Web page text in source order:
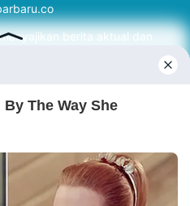
berita aktual dan
dari sumber yang tepat.